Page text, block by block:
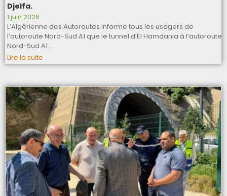
Djelfa.
1 juin 2026
L’Algérienne des Autoroutes informe tous les usagers de
l’autoroute Nord-Sud A1 que le tunnel d’El Hamdania à l’autoroute
Nord-Sud A1…
Lire la suite